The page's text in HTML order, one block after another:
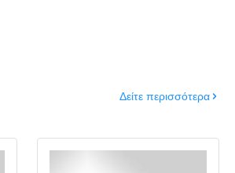
Δείτε περισσότερα